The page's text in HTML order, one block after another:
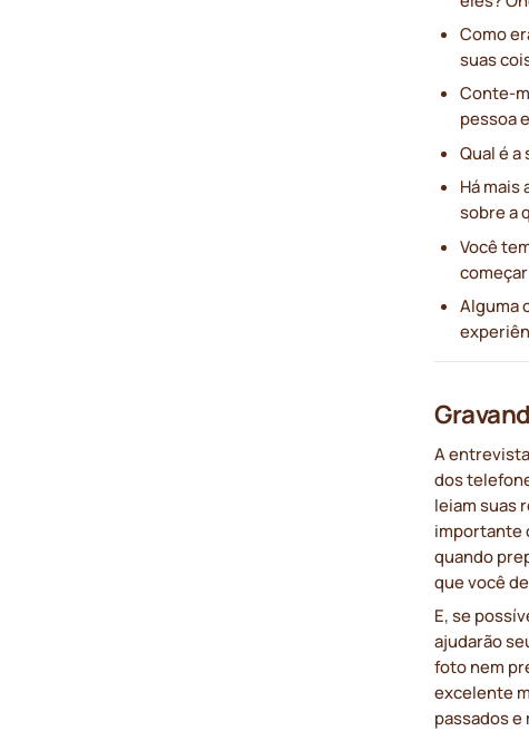
Como
suas
Conte-
pessoa
Qual é
Há
sobre a
Você
Alguma
A
dos
leiam suas
importante
quando
que você
E, se
ajudarão
foto nem
excelente
passados